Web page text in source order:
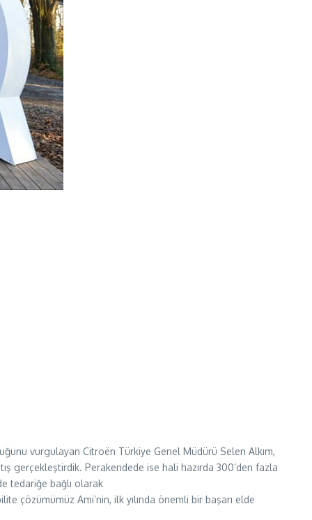
vurgulayan Citroën Türkiye Genel Müdürü Selen Alkım,
gerçekleştirdik. Perakendede ise hali hazırda 300’den fazla
tedariğe bağlı olarak
çözümümüz Ami’nin, ilk yılında önemli bir başarı elde